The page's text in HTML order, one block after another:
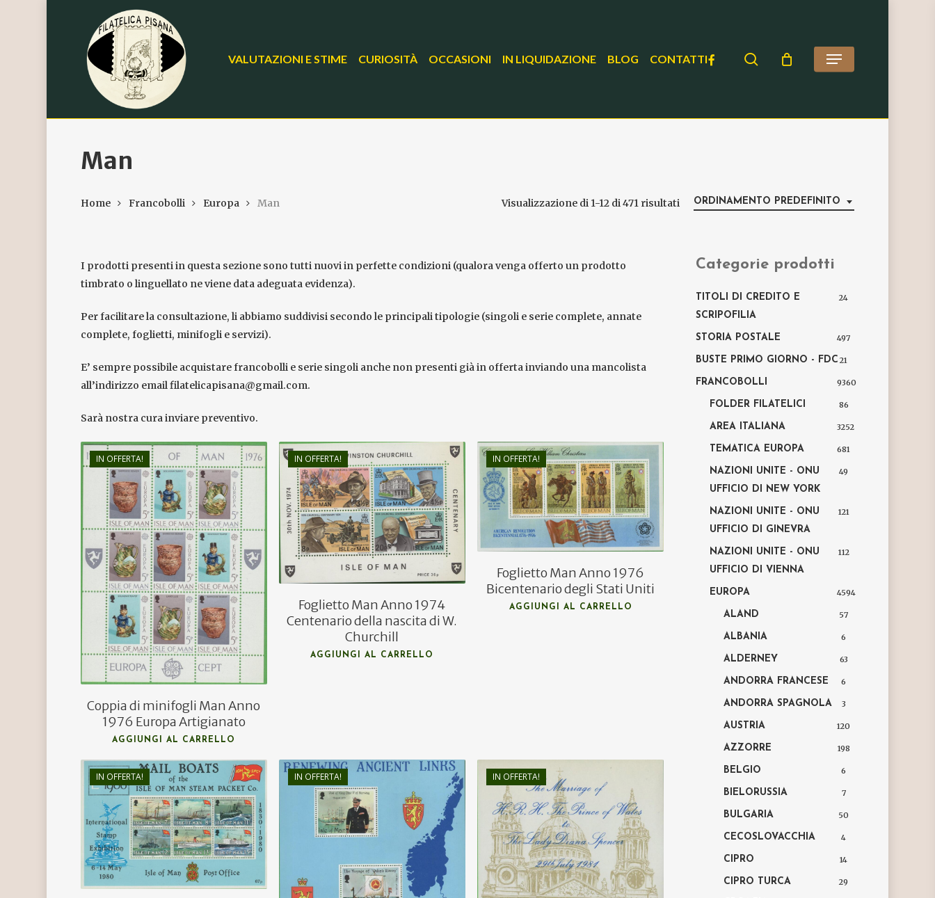
Hit enter to search or ESC to close
VALUTAZIONI E STIME CURIOSITÀ OCCASIONI IN LIQUIDAZIONE BLOG CONTATTIFACEBOOK search Menu
Man
ORDINAMENTO PREDEFINITO
Visualizzazione di 1-12 di 471 risultati
Home Francobolli Europa Man
I prodotti presenti in questa sezione sono tutti nuovi in perfette condizioni (qualora venga offerto un prodotto
timbrato o linguellato ne viene data adeguata evidenza).
Per facilitare la consultazione, li abbiamo suddivisi secondo le principali tipologie (singoli e serie complete, annate
complete, foglietti, minifogli e servizi).
E’ sempre possibile acquistare francobolli e serie singoli anche non presenti già in offerta inviando una mancolista
all’indirizzo email filatelicapisana@gmail.com.
Sarà nostra cura inviare preventivo.
IN OFFERTA!
€4,50
€2,80
Coppia di minifogli Man Anno
1976 Europa Artigianato
AGGIUNGI AL CARRELLO
IN OFFERTA!
€1,25
€0,80
Foglietto Man Anno 1974
Centenario della nascita di W.
Churchill
AGGIUNGI AL CARRELLO
IN OFFERTA!
€2,50
€1,50
Foglietto Man Anno 1976
Bicentenario degli Stati Uniti
AGGIUNGI AL CARRELLO
IN OFFERTA!
€2,00
€1,20
IN OFFERTA!
€1,00
IN OFFERTA!
€4,50
€2,80
Categorie prodotti
TITOLI DI CREDITO E
SCRIPOFILIA
24
STORIA POSTALE 497
BUSTE PRIMO GIORNO - FDC 21
FRANCOBOLLI 9360
FOLDER FILATELICI 86
AREA ITALIANA 3252
TEMATICA EUROPA 681
NAZIONI UNITE - ONU
UFFICIO DI NEW YORK
49
NAZIONI UNITE - ONU
UFFICIO DI GINEVRA
121
NAZIONI UNITE - ONU
UFFICIO DI VIENNA
112
EUROPA 4594
ALAND 57
ALBANIA 6
ALDERNEY 63
ANDORRA FRANCESE 6
ANDORRA SPAGNOLA 3
AUSTRIA 120
AZZORRE 198
BELGIO 6
BIELORUSSIA 7
BULGARIA 50
CECOSLOVACCHIA 4
CIPRO 14
CIPRO TURCA 29